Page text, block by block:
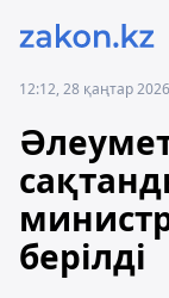
12:12, 28 қаңтар 2026
берілді